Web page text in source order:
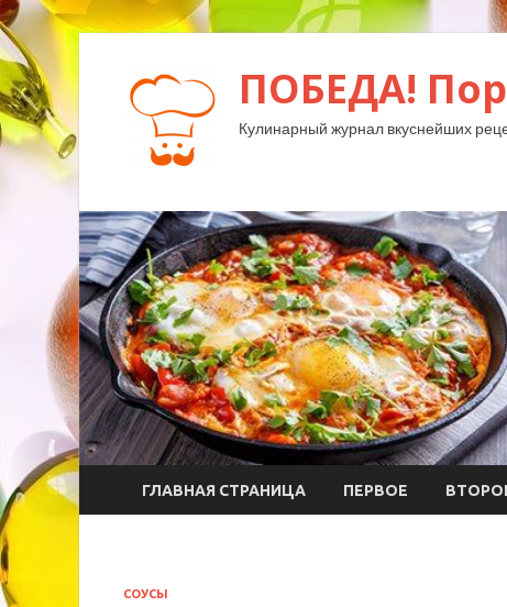
ПОБЕДА!
Кулинарный журнал вкуснейших
ГЛАВНАЯ СТРАНИЦА ПЕРВОЕ
СОУСЫ